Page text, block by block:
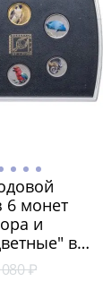
6 монет
и
в
₽